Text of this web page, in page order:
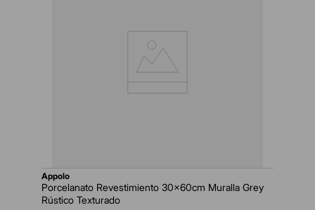
appolo
Porcelanato Revestimiento 30x60cm Muralla Grey
Rústico Texturado